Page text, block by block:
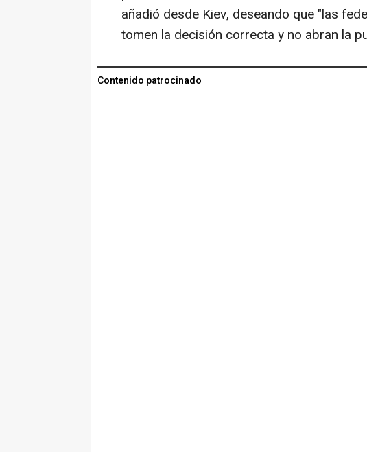
añadió desde Kiev, deseando que "las
tomen la decisión correcta y no abran la
Contenido patrocinado